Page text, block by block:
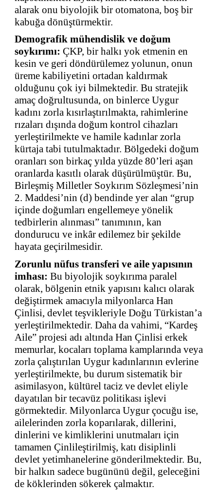
alarak onu biyolojik bir otomatona, boş bir
kabuğa dönüştürmektir.
Demografik mühendislik ve doğum
soykırımı: ÇKP, bir halkı yok etmenin en
kesin ve geri döndürülemez yolunun, onun
üreme kabiliyetini ortadan kaldırmak
olduğunu çok iyi bilmektedir. Bu stratejik
amaç doğrultusunda, on binlerce Uygur
kadını zorla kısırlaştırılmakta, rahimlerine
rızaları dışında doğum kontrol cihazları
yerleştirilmekte ve hamile kadınlar zorla
kürtaja tabi tutulmaktadır. Bölgedeki doğum
oranları son birkaç yılda yüzde 80’leri aşan
oranlarda kasıtlı olarak düşürülmüştür. Bu,
Birleşmiş Milletler Soykırım Sözleşmesi’nin
2. Maddesi’nin (d) bendinde yer alan “grup
içinde doğumları engellemeye yönelik
tedbirlerin alınması” tanımının, kan
dondurucu ve inkâr edilemez bir şekilde
hayata geçirilmesidir.
Zorunlu nüfus transferi ve aile yapısının
imhası: Bu biyolojik soykırıma paralel
olarak, bölgenin etnik yapısını kalıcı olarak
değiştirmek amacıyla milyonlarca Han
Çinlisi, devlet teşvikleriyle Doğu Türkistan’a
yerleştirilmektedir. Daha da vahimi, “Kardeş
Aile” projesi adı altında Han Çinlisi erkek
memurlar, kocaları toplama kamplarında veya
zorla çalıştırılan Uygur kadınlarının evlerine
yerleştirilmekte, bu durum sistematik bir
asimilasyon, kültürel taciz ve devlet eliyle
dayatılan bir tecavüz politikası işlevi
görmektedir. Milyonlarca Uygur çocuğu ise,
ailelerinden zorla koparılarak, dillerini,
dinlerini ve kimliklerini unutmaları için
tamamen Çinlileştirilmiş, katı disiplinli
devlet yetimhanelerine gönderilmektedir. Bu,
bir halkın sadece bugününü değil, geleceğini
de köklerinden sökerek çalmaktır.